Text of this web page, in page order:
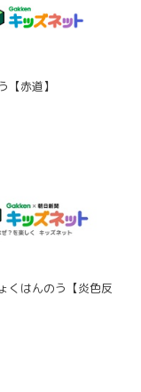
【赤道】
くはんのう【炎色反